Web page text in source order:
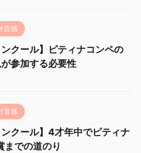
音感
ンクール】ピティナコンペの
参加する必要性
音感
ンクール】4才年中でピティナ
までの道のり